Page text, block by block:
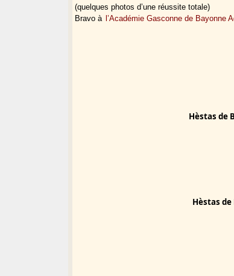
(quelques photos d’une réussite totale)
Bravo à l’Académie Gasconne de Bayonne
Hèstas de
Hèstas